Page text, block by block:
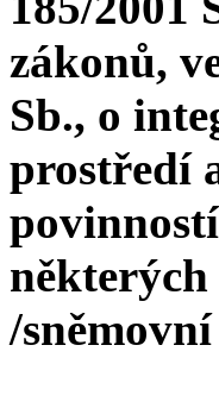
zákonů,
Sb., o
prostředí
některých
/